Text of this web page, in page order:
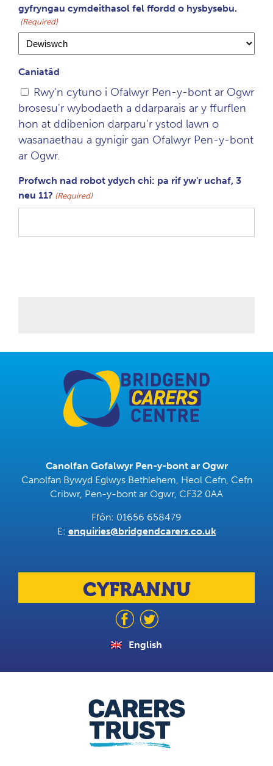
gyfryngau cymdeithasol fel ffordd o hysbysebu.
(Required)
Caniatâd
Rwy'n cytuno i Ofalwyr Pen-y-bont ar Ogwr
brosesu'r wybodaeth a ddarparais ar y ffurflen
hon at ddibenion darparu'r ystod lawn o
wasanaethau a gynigir gan Ofalwyr Pen-y-bont
ar Ogwr.
Profwch nad robot ydych chi: pa rif yw'r uchaf, 3
neu 11? (Required)
Canolfan Gofalwyr Pen-y-bont ar Ogwr
Canolfan Bywyd Eglwys Bethlehem, Heol Cefn, Cefn
Cribwr, Pen-y-bont ar Ogwr, CF32 0AA
Ffôn: 01656 658479
E: enquiries@bridgendcarers.co.uk
CYFRANNU
English